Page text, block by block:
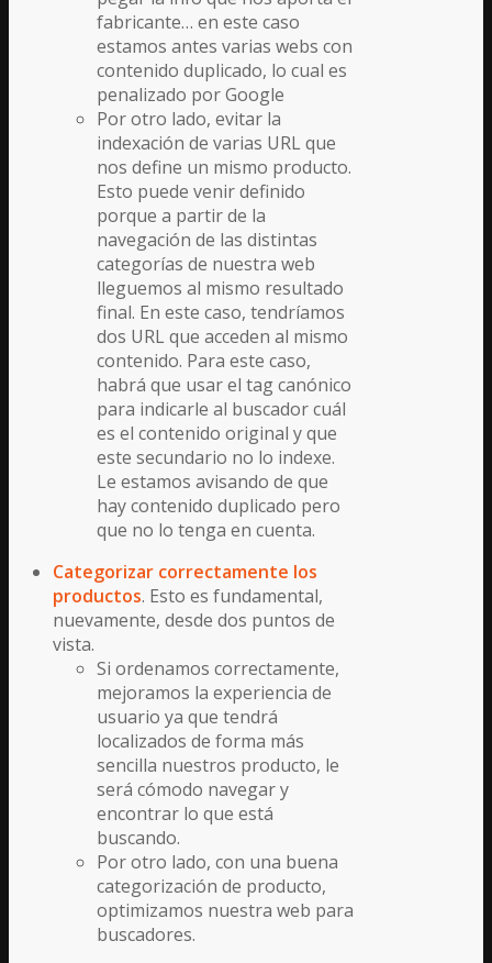
fabricante… en este caso
estamos antes varias webs con
contenido duplicado, lo cual es
penalizado por Google
Por otro lado, evitar la
indexación de varias URL que
nos define un mismo producto.
Esto puede venir definido
porque a partir de la
navegación de las distintas
categorías de nuestra web
lleguemos al mismo resultado
final. En este caso, tendríamos
dos URL que acceden al mismo
contenido. Para este caso,
habrá que usar el tag canónico
para indicarle al buscador cuál
es el contenido original y que
este secundario no lo indexe.
Le estamos avisando de que
hay contenido duplicado pero
que no lo tenga en cuenta.
Categorizar correctamente los
productos. Esto es fundamental,
nuevamente, desde dos puntos de
vista.
Si ordenamos correctamente,
mejoramos la experiencia de
usuario ya que tendrá
localizados de forma más
sencilla nuestros producto, le
será cómodo navegar y
encontrar lo que está
buscando.
Por otro lado, con una buena
categorización de producto,
optimizamos nuestra web para
buscadores.